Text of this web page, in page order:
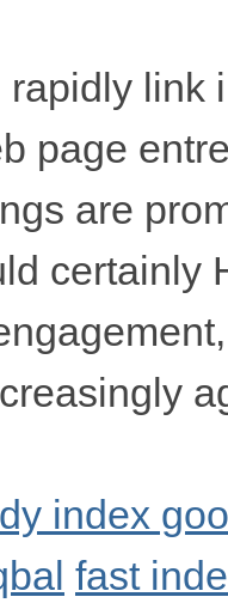
rapidly link
page
are
certainly
index
fast